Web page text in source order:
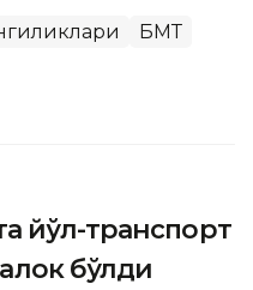
БМТ
йўл-транспорт
бўлди